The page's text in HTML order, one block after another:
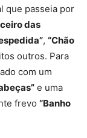
que passeia por
das
, “Chão
outros. Para
com um
e uma
frevo “Banho